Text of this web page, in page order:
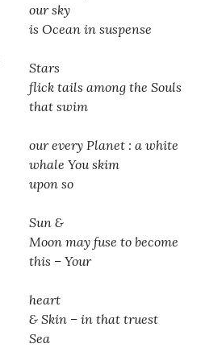
our sky
is Ocean in suspense
Stars
flick tails among the Souls
that swim
our every Planet : a white
whale You skim
upon so
Sun &
Moon may fuse to become
this – Your
heart
& Skin – in that truest
Sea